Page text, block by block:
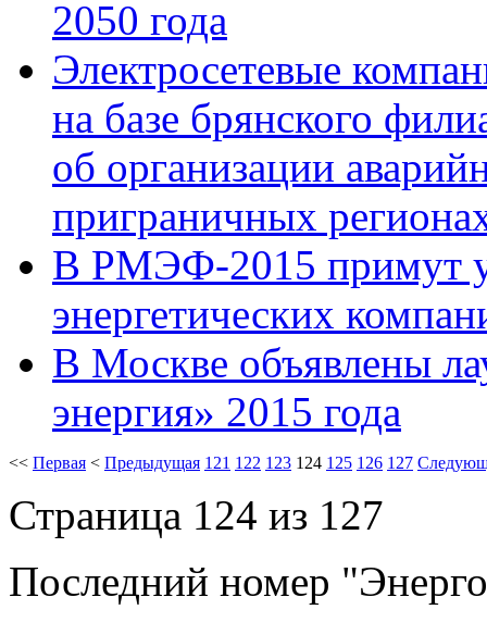
2050 года
Электросетевые
на базе брянского
об организации
приграничных
В РМЭФ-2015 примут
энергетических
В Москве объявлены
энергия» 2015 года
<< Первая < Предыдущая 121 122 123 124 125 126 127
Страница 124 из 127
Последний номер